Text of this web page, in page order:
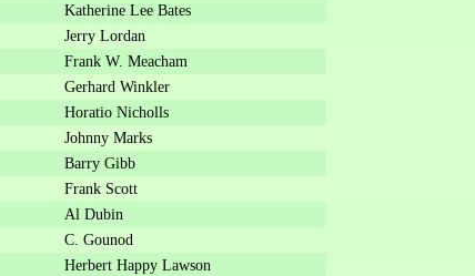
Katherine Lee Bates
Jerry Lordan
Frank W. Meacham
Gerhard Winkler
Horatio Nicholls
Johnny Marks
Barry Gibb
Frank Scott
Al Dubin
C. Gounod
Herbert Happy Lawson